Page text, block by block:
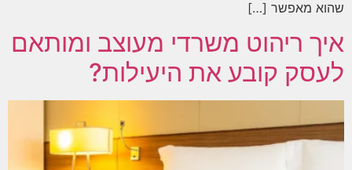
שהוא מאפשר […]
איך ריהוט משרדי מעוצב ומותאם
לעסק קובע את היעילות?